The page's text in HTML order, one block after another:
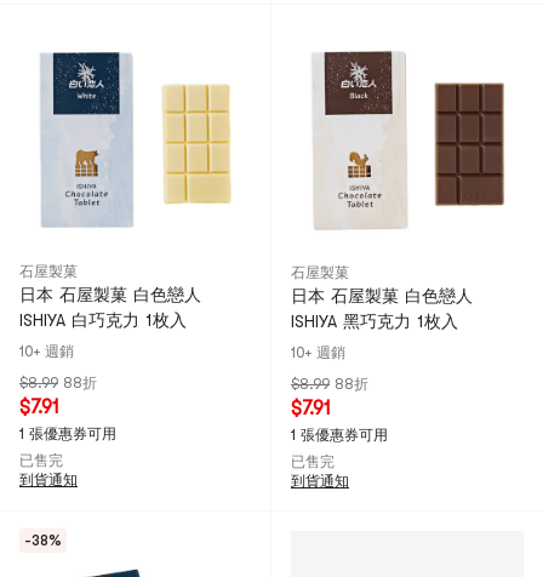
石屋製菓
日本 石屋製菓 白色戀人
ISHIYA 白巧克力 1枚入
10+ 週銷
$8.99 88折
$7.91
1 張優惠券可用
已售完
到貨通知
石屋製菓
日本 石屋製菓 白色戀人
ISHIYA 黑巧克力 1枚入
10+ 週銷
$8.99 88折
$7.91
1 張優惠券可用
已售完
到貨通知
-38%